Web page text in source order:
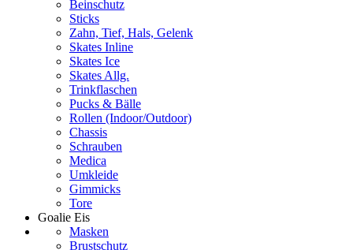
Beinschutz
Sticks
Zahn, Tief, Hals, Gelenk
Skates Inline
Skates Ice
Skates Allg.
Trinkflaschen
Pucks & Bälle
Rollen (Indoor/Outdoor)
Chassis
Schrauben
Medica
Umkleide
Gimmicks
Tore
Goalie Eis
Masken
Brustschutz